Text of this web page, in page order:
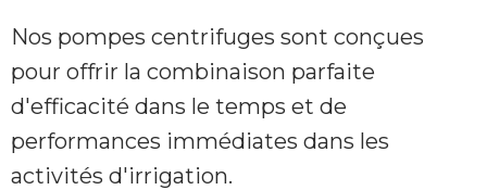
Nos pompes centrifuges sont conçues
pour offrir la combinaison parfaite
d'efficacité dans le temps et de
performances immédiates dans les
activités d'irrigation.